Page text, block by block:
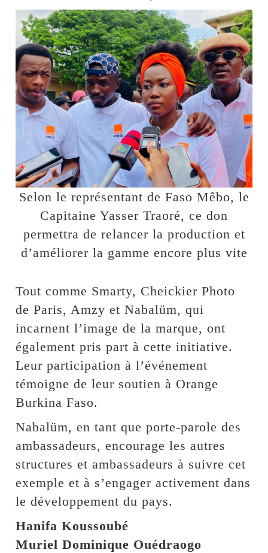
Selon le représentant de Faso Mêbo, le
Capitaine Yasser Traoré, ce don
permettra de relancer la production et
d’améliorer la gamme encore plus vite
Tout comme Smarty, Cheickier Photo
de Paris, Amzy et Nabalüm, qui
incarnent l’image de la marque, ont
également pris part à cette initiative.
Leur participation à l’événement
témoigne de leur soutien à Orange
Burkina Faso.
Nabalüm, en tant que porte-parole des
ambassadeurs, encourage les autres
structures et ambassadeurs à suivre cet
exemple et à s’engager activement dans
le développement du pays.
Hanifa Koussoubé
Muriel Dominique Ouédraogo